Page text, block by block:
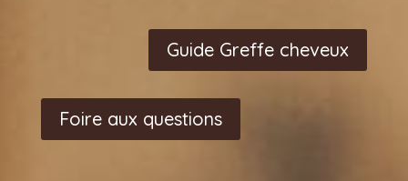
Guide Greffe cheveux
Foire aux questions